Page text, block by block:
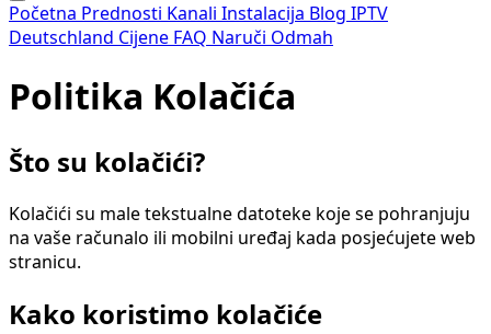
Početna Prednosti Kanali Instalacija Blog IPTV
Deutschland Cijene FAQ Naruči Odmah
Politika Kolačića
Što su kolačići?
Kolačići su male tekstualne datoteke koje se pohranjuju
na vaše računalo ili mobilni uređaj kada posjećujete web
stranicu.
Kako koristimo kolačiće